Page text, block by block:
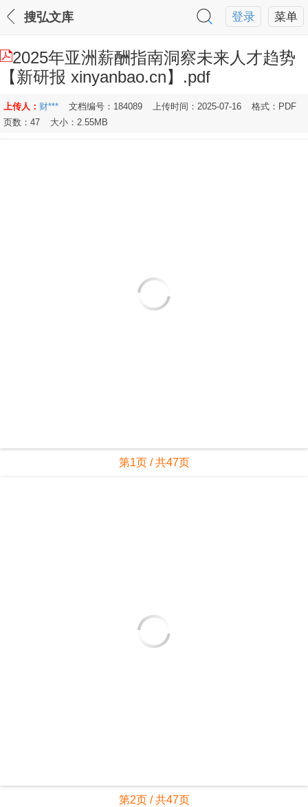
菜单
登录
搜弘文库
2025年亚洲薪酬指南洞察未来人才趋势
【新研报 xinyanbao.cn】.pdf
上传人： 财*** 文档编号：184089 上传时间：2025-07-16
格式：PDF
页数：47
大小：2.55MB
第1页 / 共47页
第2页 / 共47页